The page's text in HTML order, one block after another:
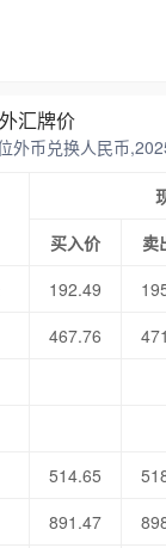
汇牌价
外币兑换人民币
买入价
卖
192.49
467.76
514.65
891.47